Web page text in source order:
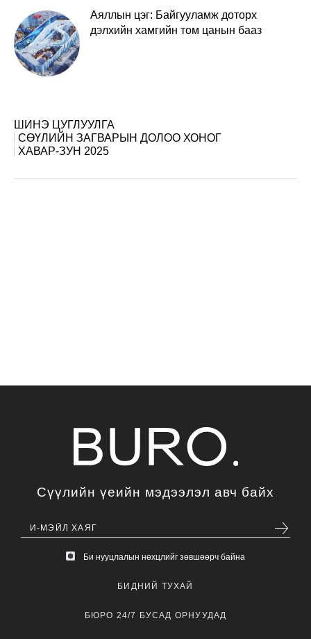
Аяллын цэг: Байгууламж доторх
дэлхийн хамгийн том цанын бааз
ШИНЭ ЦУГЛУУЛГА
СӨҮЛИЙН ЗАГВАРЫН ДОЛОО ХОНОГ
ХАВАР-ЗУН 2025
Сүүлийн үеийн мэдээлэл авч байх
Би нууцлалын нөхцлийг зөвшөөрч байна
БИДНИЙ ТУХАЙ
БЮРО 24/7 БУСАД ОРНУУДАД